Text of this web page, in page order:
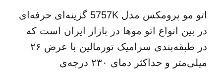
اتو مو پرومکس مدل 5757K گزینه‌ای حرفه‌ای
در بین انواع اتو موها در بازار ایران است که
در طبقه‌بندی سرامیک تورمالین با عرض ۲۶
میلی‌متر و حداکثر دمای ۲۳۰ درجه‌ی